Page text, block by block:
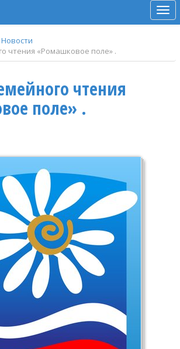
Новости
чтения «Ромашковое поле» .
чтения
поле» .